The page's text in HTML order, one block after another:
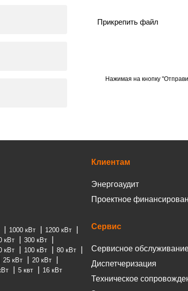
Прикрепить файл
Нажимая на кнопку
1000 кВт
1200 кВт
кВт
300 кВт
кВт 100 кВт
80 кВт
25 кВт
20 кВт
5 квт 16 кВт
Клиентам
Энергоаудит
Проектное
Сервис
Сервисное
Диспетчеризация
Техническое